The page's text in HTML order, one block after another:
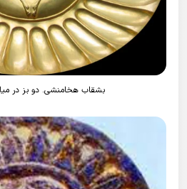
بشقاب هخامنشی. دو بز در